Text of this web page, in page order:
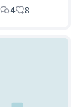
4 8